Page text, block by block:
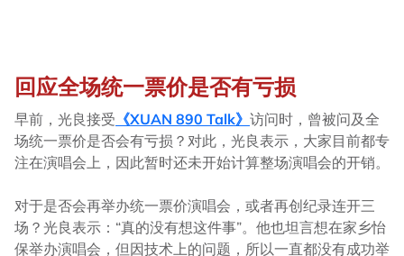
回应全场统一票价是否有亏损
早前，光良接受 《XUAN 890 Talk》 访问时，曾被问及全
场统一票价是否会有亏损？对此，光良表示，大家目前都专
注在演唱会上，因此暂时还未开始计算整场演唱会的开销。
对于是否会再举办统一票价演唱会，或者再创纪录连开三
场？光良表示：“真的没有想这件事”。他也坦言想在家乡怡
保举办演唱会，但因技术上的问题，所以一直都没有成功举